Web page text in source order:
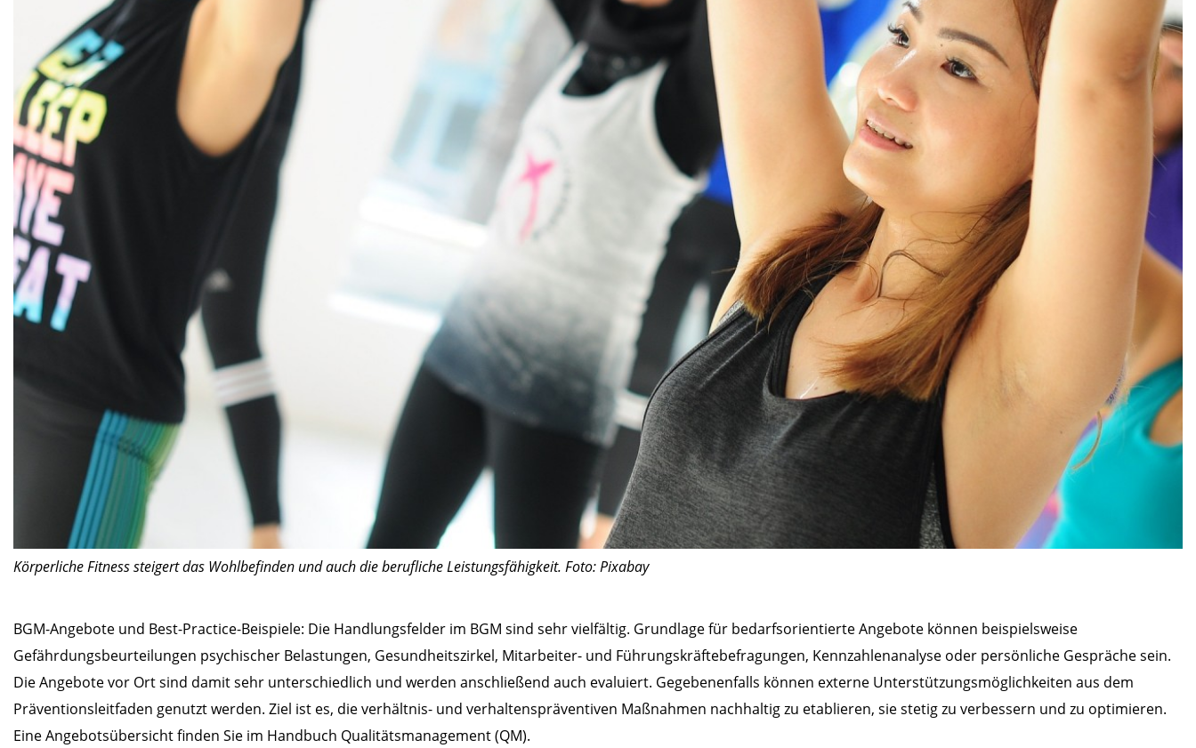
Körperliche Fitness steigert das Wohlbefinden und auch die berufliche Leistungsfähigkeit. Foto: Pixabay
BGM-Angebote und Best-Practice-Beispiele: Die Handlungsfelder im BGM sind sehr vielfältig. Grundlage für bedarfsorientierte Angebote können beispielsweise
Gefährdungsbeurteilungen psychischer Belastungen, Gesundheitszirkel, Mitarbeiter- und Führungskräftebefragungen, Kennzahlenanalyse oder persönliche Gespräche sein.
Die Angebote vor Ort sind damit sehr unterschiedlich und werden anschließend auch evaluiert. Gegebenenfalls können externe Unterstützungsmöglichkeiten aus dem
Präventionsleitfaden genutzt werden. Ziel ist es, die verhältnis- und verhaltenspräventiven Maßnahmen nachhaltig zu etablieren, sie stetig zu verbessern und zu optimieren.
Eine Angebotsübersicht finden Sie im Handbuch Qualitätsmanagement (QM).